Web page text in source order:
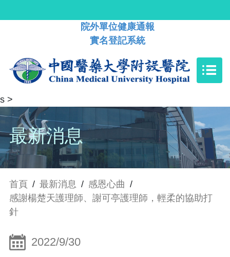
院外單位健康通報
實名登記系統
s >
最新消息
首頁 / 最新消息 / 感恩心曲 /
感謝楊楚天護理師、謝可亭護理師，輕柔的協助打
針
2022/9/30